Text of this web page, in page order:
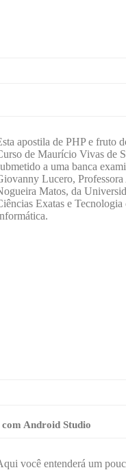
apostila de PHP e fruto
de Maurício Vivas de
a uma banca
Lucero,
Matos, da
Exatas e
Android Studio
você entenderá um